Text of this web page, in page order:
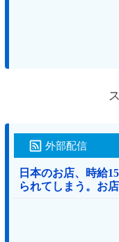
外部配信
日本のお店、時給
られてしまう。お